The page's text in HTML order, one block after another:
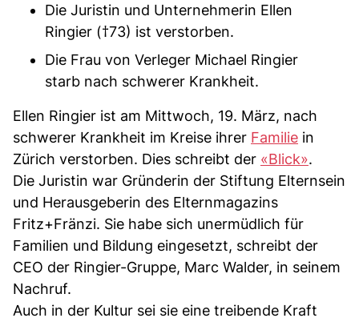
Die Juristin und Unternehmerin Ellen
Ringier (†73) ist verstorben.
Die Frau von Verleger Michael Ringier
starb nach schwerer Krankheit.
Ellen Ringier ist am Mittwoch, 19. März, nach
schwerer Krankheit im Kreise ihrer Familie in
Zürich verstorben. Dies schreibt der «Blick».
Die Juristin war Gründerin der Stiftung Elternsein
und Herausgeberin des Elternmagazins
Fritz+Fränzi. Sie habe sich unermüdlich für
Familien und Bildung eingesetzt, schreibt der
CEO der Ringier-Gruppe, Marc Walder, in seinem
Nachruf.
Auch in der Kultur sei sie eine treibende Kraft